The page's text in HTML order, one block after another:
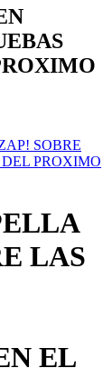
SOBRE
PROXIMO
LAS
EL